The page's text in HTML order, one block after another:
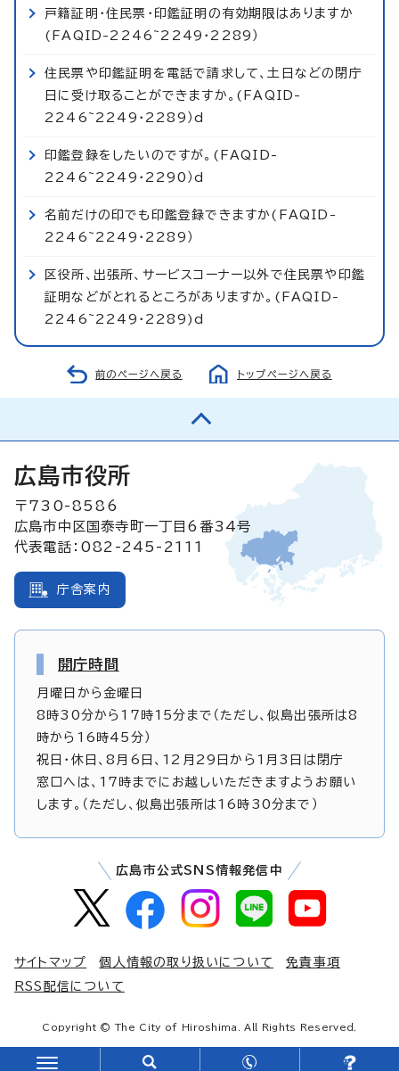
戸籍証明・住民票・印鑑証明の有効期限はありますか
(FAQID-2246~2249・2289）
住民票や印鑑証明を電話で請求して、土日などの閉庁
日に受け取ることができますか。(FAQID-
2246~2249・2289）d
印鑑登録をしたいのですが。(FAQID-
2246~2249・2290）d
名前だけの印でも印鑑登録できますか(FAQID-
2246~2249・2289）
区役所、出張所、サービスコーナー以外で住民票や印鑑
証明などがとれるところがありますか。(FAQID-
2246~2249・2289)d
前のページへ戻る トップページへ戻る
広島市役所
〒730-8586
広島市中区国泰寺町一丁目6番34号
代表電話：082-245-2111
庁舎案内
開庁時間
月曜日から金曜日
8時30分から17時15分まで（ただし、似島出張所は8
時から16時45分）
祝日・休日、8月6日、12月29日から1月3日は閉庁
窓口へは、17時までにお越しいただきますようお願い
します。（ただし、似島出張所は16時30分まで）
広島市公式SNS情報発信中
サイトマップ 個人情報の取り扱いについて
免責事項
RSS配信について
Copyright © The City of Hiroshima. All Rights Reserved.